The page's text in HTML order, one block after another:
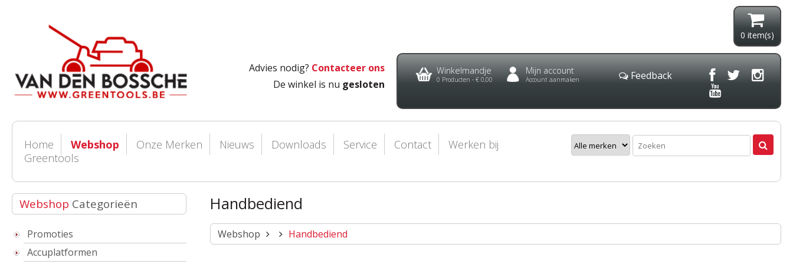
0 item(s)
Advies nodig? Contacteer ons
De winkel is nu gesloten
Winkelmandje
0 Producten - € 0,00
Mijn account
Account aanmaken Feedback
Home Webshop Onze Merken Nieuws Downloads Service Contact
Werken bij
Greentools
Webshop Categorieën
Promoties
Accuplatformen
Handbediend
Webshop Handbediend